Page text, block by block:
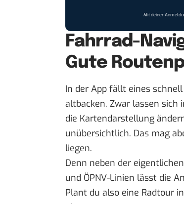
Mit deiner
Fahrrad-
Gute
In der App fällt eines
altbacken. Zwar lassen sich
die Kartendarstellung
unübersichtlich. Das mag
liegen.
Denn neben der
und ÖPNV-Linien lässt die
Plant du also eine Radtour